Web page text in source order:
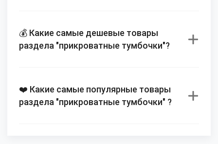
💰 Какие самые дешевые товары
раздела "прикроватные тумбочки"?
❤️ Какие самые популярные товары
раздела "прикроватные тумбочки" ?